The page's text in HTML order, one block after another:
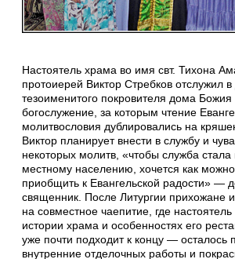
Настоятель храма во имя свт. Тихона
протоиерей Виктор Стребков отслужил
тезоименитого покровителя дома
богослужение, за которым чтение
молитвословия дублировались на
Виктор планирует внести в службу и
некоторых молитв, «чтобы служба стала
местному населению, хочется как
приобщить к Евангельской радости» —
священник. После Литургии прихожане
на совместное чаепитие, где
истории храма и особенностях его
уже почти подходит к концу — осталось
внутренние отделочных работы и